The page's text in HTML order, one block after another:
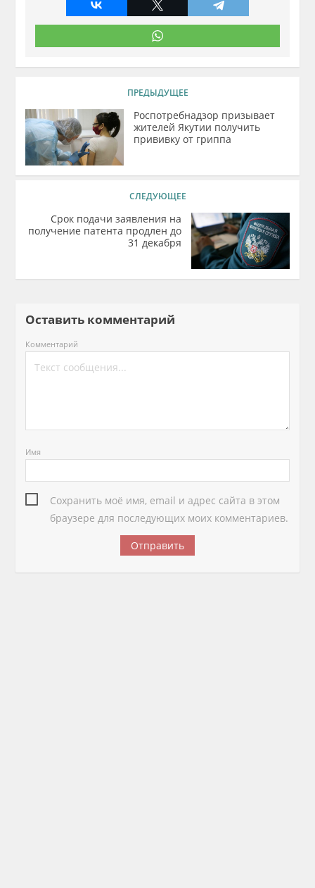
ПРЕДЫДУЩЕЕ
Роспотребнадзор призывает
жителей Якутии получить
прививку от гриппа
СЛЕДУЮЩЕЕ
Срок подачи заявления на
получение патента продлен до
31 декабря
Оставить комментарий
Комментарий
Имя
Сохранить моё имя, email и адрес сайта в этом
браузере для последующих моих комментариев.